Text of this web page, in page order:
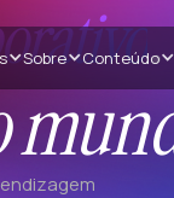
Sobre Conteúdo
.